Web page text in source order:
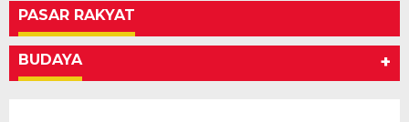
PASAR RAKYAT
BUDAYA +